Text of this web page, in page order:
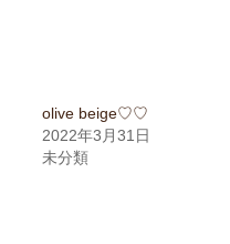
olive beige♡♡
2022年3月31日
未分類